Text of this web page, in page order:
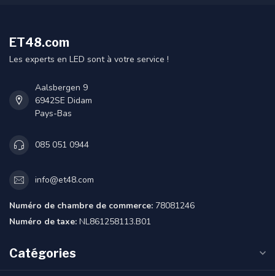
ET48.com
Les experts en LED sont à votre service !
Aalsbergen 9
6942SE Didam
Pays-Bas
085 051 0944
info@et48.com
Numéro de chambre de commerce: 78081246
Numéro de taxe: NL861258113.B01
Catégories